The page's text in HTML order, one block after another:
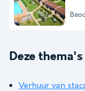
Deze
Verhuur van